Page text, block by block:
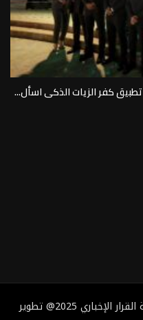
كفر الزيات الذكى اسأل...
2025@ تطوير